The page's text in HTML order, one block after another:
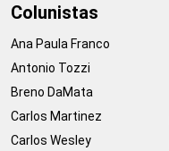
Colunistas
Ana Paula Franco
Antonio Tozzi
Breno DaMata
Carlos Martinez
Carlos Wesley